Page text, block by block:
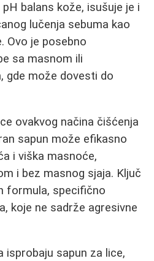
balans kože, isušuje je i
lučenja sebuma kao
Ovo je posebno
sa masnom ili
gde može dovesti do
ovakvog načina čišćenja
sapun može efikasno
i viška masnoće,
i bez masnog sjaja. Ključ
formula, specifično
koje ne sadrže agresivne
isprobaju sapun za lice,